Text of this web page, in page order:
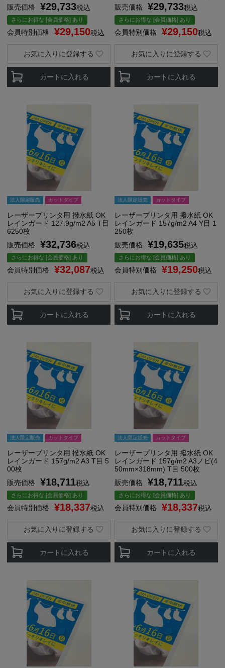
販売価格
¥29,733税込
さらにお得な [会員価格] あり
会員特別価格 ¥29,150税込
カートに入れる
お気に入りに登録する
販売価格
¥29,733税込
さらにお得な [会員価格] あり
会員特別価格 ¥29,150税込
カートに入れる
お気に入りに登録する
法人限定販売 カットタイプ
レーザープリンタ用 撥水紙 OK
レインガード 127.9g/m2 A5 T目
6250枚
販売価格
¥32,736税込
さらにお得な [会員価格] あり
会員特別価格 ¥32,087税込
カートに入れる
お気に入りに登録する
法人限定販売 カットタイプ
レーザープリンタ用 撥水紙 OK
レインガード 157g/m2 A4 Y目 1
250枚
販売価格
¥19,635税込
さらにお得な [会員価格] あり
会員特別価格 ¥19,250税込
カートに入れる
お気に入りに登録する
法人限定販売 カットタイプ
レーザープリンタ用 撥水紙 OK
レインガード 157g/m2 A3 T目 5
00枚
販売価格
¥18,711税込
さらにお得な [会員価格] あり
会員特別価格 ¥18,337税込
カートに入れる
お気に入りに登録する
法人限定販売 カットタイプ
レーザープリンタ用 撥水紙 OK
レインガード 157g/m2 A3ノビ(4
50mm×318mm) T目 500枚
販売価格
¥18,711税込
さらにお得な [会員価格] あり
会員特別価格 ¥18,337税込
カートに入れる
お気に入りに登録する